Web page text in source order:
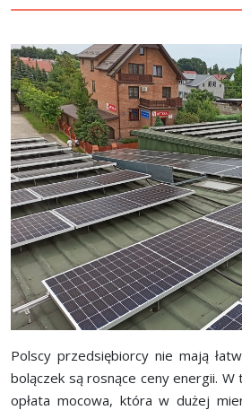
Polscy przedsiębiorcy nie mają
bolączek są rosnące ceny energii. W
opłata mocowa, która w dużej